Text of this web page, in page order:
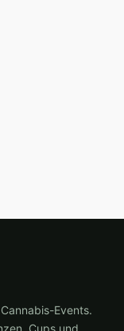
Events.
Cups und